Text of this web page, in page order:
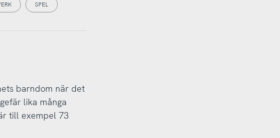
SPEL
barndom när det
lika många
till exempel 73